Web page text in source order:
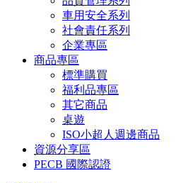
車用安全系列
社會責任系列
企業專區
商品專區
標準購買
福利品專區
其它商品
桌遊
ISO小超人週邊商品
資源分享區
PECB 國際認證